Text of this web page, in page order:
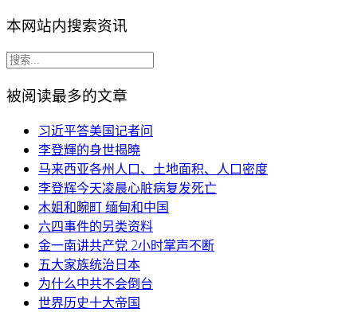
本网站内搜索资讯
被阅读最多的文章
习近平答美国记者问
李登輝的身世揭曉
马来西亚各州人口、土地面积、人口密度
李登辉今天凌晨心脏病复发死亡
木姐和畹町 缅甸和中国
六四事件的另类资料
金一南讲共产党 2小时掌声不断
五大家族统治日本
为什么中共不会倒台
世界历史十大帝国